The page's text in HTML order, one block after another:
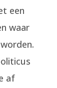
een
waar
af